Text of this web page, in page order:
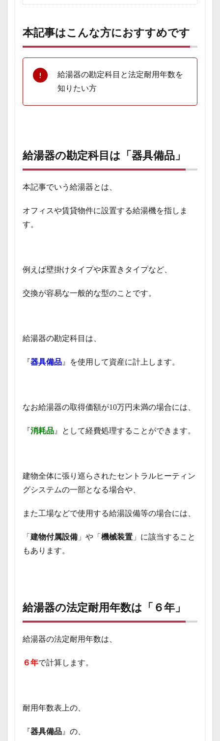
本記事はこんな方におすすめです
給湯器の勘定科目と法定耐用年数を
知りたい方
給湯器の勘定科目は「器具備品」
本記事でいう給湯器とは、
オフィスや賃貸物件に設置する給湯機を指しま
す。
例えば壁掛けタイプや床置きタイプなど、
交換が容易な一般的な型のことです。
給湯器の勘定科目は、
『器具備品 』を使用して資産に計上します。
なお給湯器の取得価額が10万円未満の場合には、
『消耗品 』として経費処理することができます。
建物全体に張り巡らされたセントラルヒーティン
グシステムの一部となる場合や、
また工場などで使用する給湯設備等の場合には、
「 建物付属設備 」や「 機械装置 」に該当すること
もあります。
給湯器の法定耐用年数は「６年」
給湯器の法定耐用年数は、
６年で計算します。
耐用年数表上の、
『器具備品 』の、